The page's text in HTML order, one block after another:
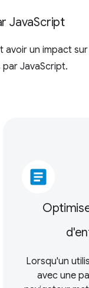
JavaScript
avoir un impact sur
JavaScript.
article
Lorsqu'un
avec une